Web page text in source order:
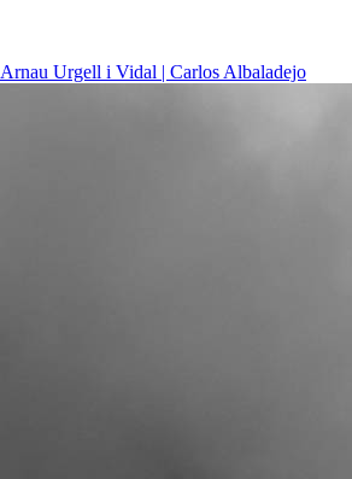
Arnau Urgell i Vidal | Carlos Albaladejo